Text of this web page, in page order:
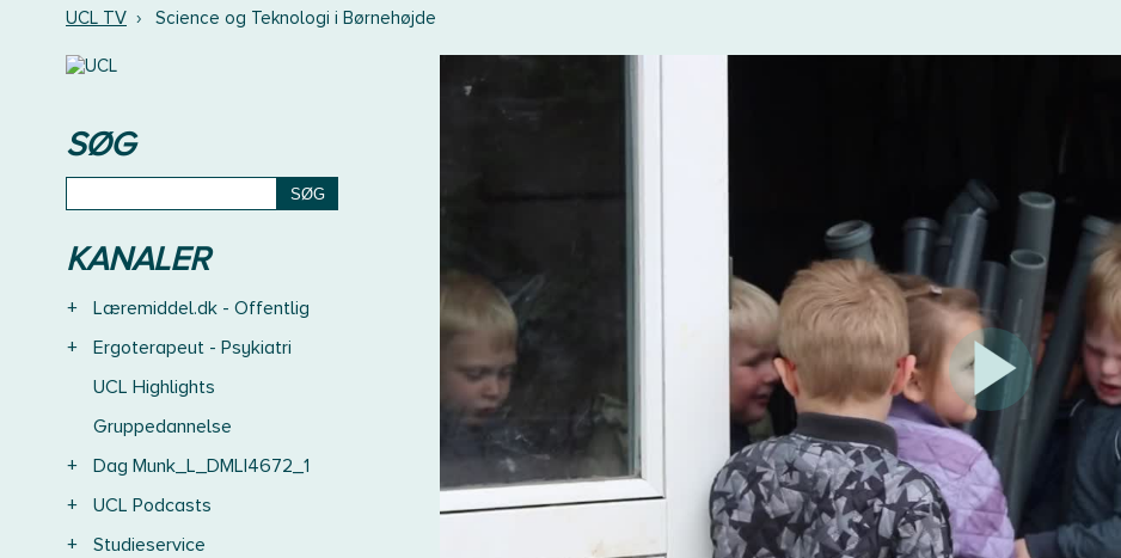
UCL TV › Science og Teknologi i Børnehøjde
SØG
KANALER
+
Læremiddel.dk - Offentlig
+
Ergoterapeut - Psykiatri
UCL Highlights
Gruppedannelse
+
Dag Munk_L_DMLI4672_1
+
UCL Podcasts
+
Studieservice